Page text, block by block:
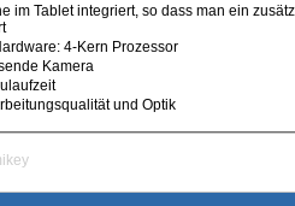
im Tablet integriert, so dass man ein
4-Kern Prozessor
Kamera
und Optik